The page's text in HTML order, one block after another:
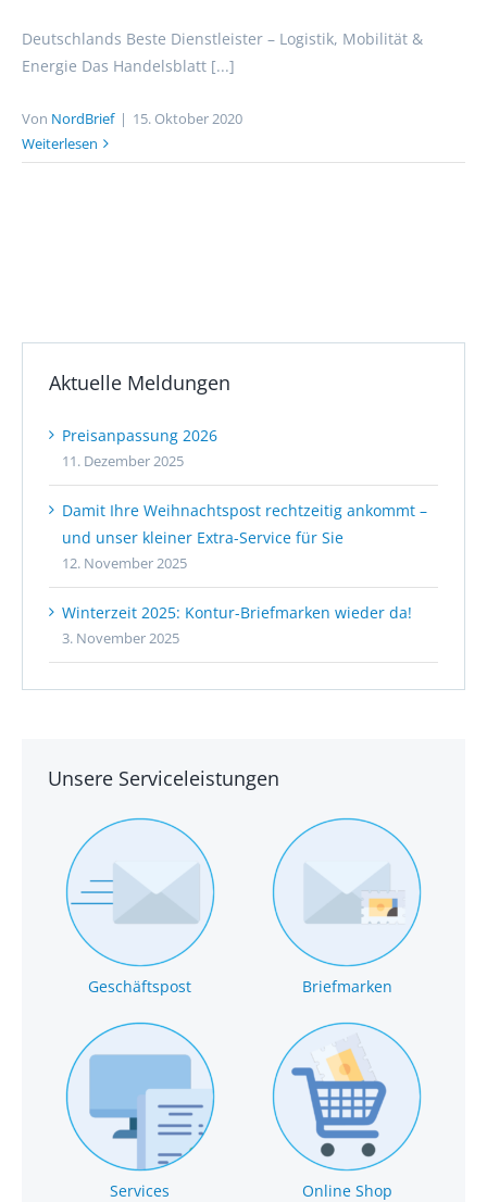
Deutschlands Beste Dienstleister – Logistik, Mobilität &
Energie Das Handelsblatt [...]
Von NordBrief | 15. Oktober 2020
Weiterlesen
Aktuelle Meldungen
Preisanpassung 2026
11. Dezember 2025
Damit Ihre Weihnachtspost rechtzeitig ankommt –
und unser kleiner Extra-Service für Sie
12. November 2025
Winterzeit 2025: Kontur-Briefmarken wieder da!
3. November 2025
Unsere Serviceleistungen
Geschäftspost Briefmarken
Services Online Shop